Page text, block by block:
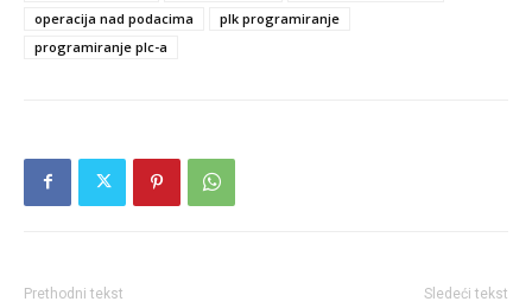
operacija nad podacima
plk programiranje
programiranje plc-a
Prethodni tekst Sledeći tekst